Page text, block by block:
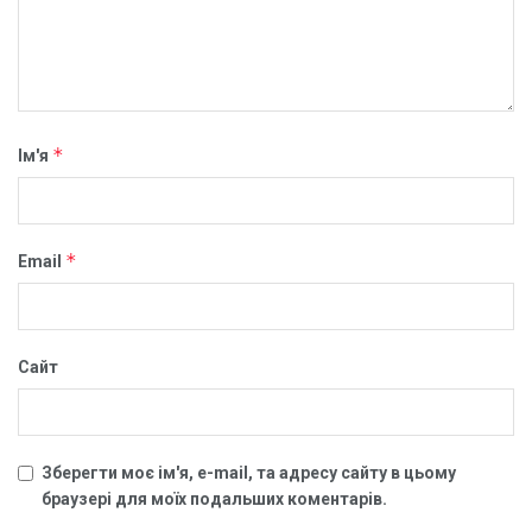
Ім'я *
Email *
Сайт
Зберегти моє ім'я, e-mail, та адресу сайту в цьому
браузері для моїх подальших коментарів.